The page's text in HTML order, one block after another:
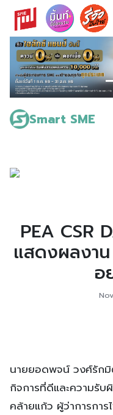
Skip
content
Smart SME
Search
for:
PEA CSR
แสดงผลงา
อ
นายยอดพจน์ วงศ์รักมิ
กิจการที่ดีและความรั
คล้ายแก้ว ผู้ว่าการกา